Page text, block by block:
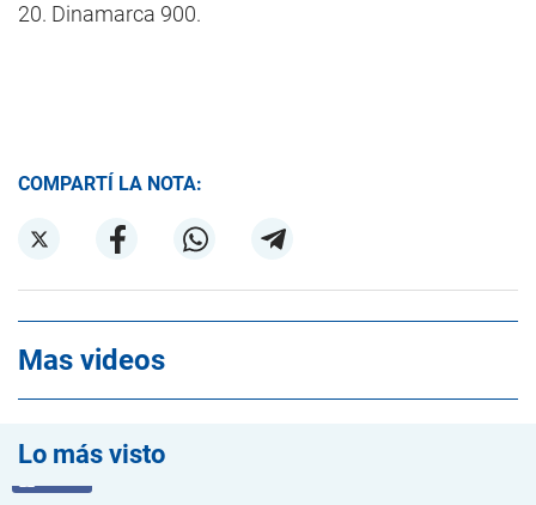
20. Dinamarca 900.
COMPARTÍ LA NOTA:
Mas videos
Lo más visto